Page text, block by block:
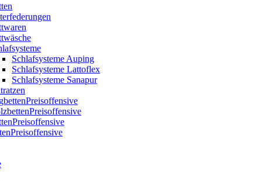
Schlafsysteme Auping
Schlafsysteme Lattoflex
Schlafsysteme Sanapur